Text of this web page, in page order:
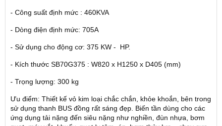
- Công suất định mức : 460KVA
- Dòng điện định mức: 705A
- Sử dụng cho động cơ: 375 KW - HP.
- Kích thước SB70G375 : W820 x H1250 x D405 (mm)
- Trọng lượng: 300 kg
Ưu điểm: Thiết kế vỏ kim loại chắc chắn, khỏe khoắn, bên trong
sử dụng thanh BUS đồng rất sáng đẹp. Biến tần dùng cho các
ứng dụng tải nặng đến siêu nặng như nghiền, đùn nhựa, bơm